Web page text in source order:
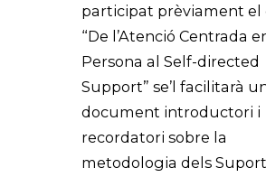
participat prèviament el
“De l’Atenció Centrada
Persona al Self-directed
Support” se’l facilitarà
document introductori i
recordatori sobre la
metodologia dels